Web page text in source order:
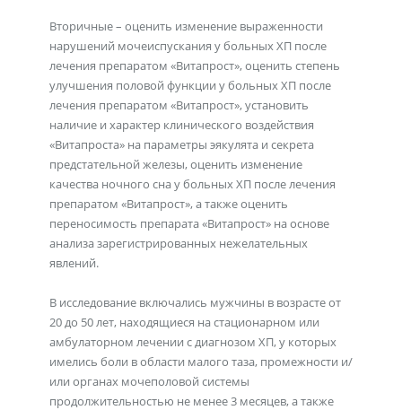
Вторичные – оценить изменение выраженности
нарушений мочеиспускания у больных ХП после
лечения препаратом «Витапрост», оценить степень
улучшения половой функции у больных ХП после
лечения препаратом «Витапрост», установить
наличие и характер клинического воздействия
«Витапроста» на параметры эякулята и секрета
предстательной железы, оценить изменение
качества ночного сна у больных ХП после лечения
препаратом «Витапрост», а также оценить
переносимость препарата «Витапрост» на основе
анализа зарегистрированных нежелательных
явлений.
В исследование включались мужчины в возрасте от
20 до 50 лет, находящиеся на стационарном или
амбулаторном лечении с диагнозом ХП, у которых
имелись боли в области малого таза, промежности и/
или органах мочеполовой системы
продолжительностью не менее 3 месяцев, а также